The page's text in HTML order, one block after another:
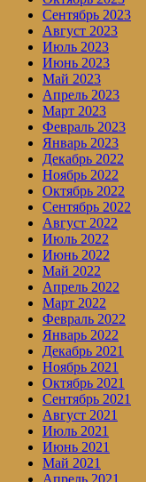
Сентябрь 2023
Август 2023
Июль 2023
Июнь 2023
Май 2023
Апрель 2023
Март 2023
Февраль 2023
Январь 2023
Декабрь 2022
Ноябрь 2022
Октябрь 2022
Сентябрь 2022
Август 2022
Июль 2022
Июнь 2022
Май 2022
Апрель 2022
Март 2022
Февраль 2022
Январь 2022
Декабрь 2021
Ноябрь 2021
Октябрь 2021
Сентябрь 2021
Август 2021
Июль 2021
Июнь 2021
Май 2021
Апрель 2021